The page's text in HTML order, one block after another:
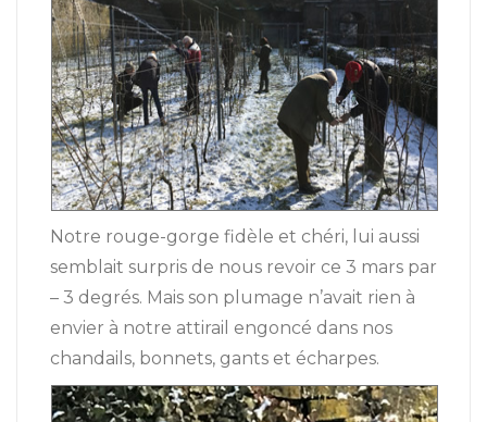
Notre rouge-gorge fidèle et chéri, lui aussi
semblait surpris de nous revoir ce 3 mars par
– 3 degrés. Mais son plumage n’avait rien à
envier à notre attirail engoncé dans nos
chandails, bonnets, gants et écharpes.